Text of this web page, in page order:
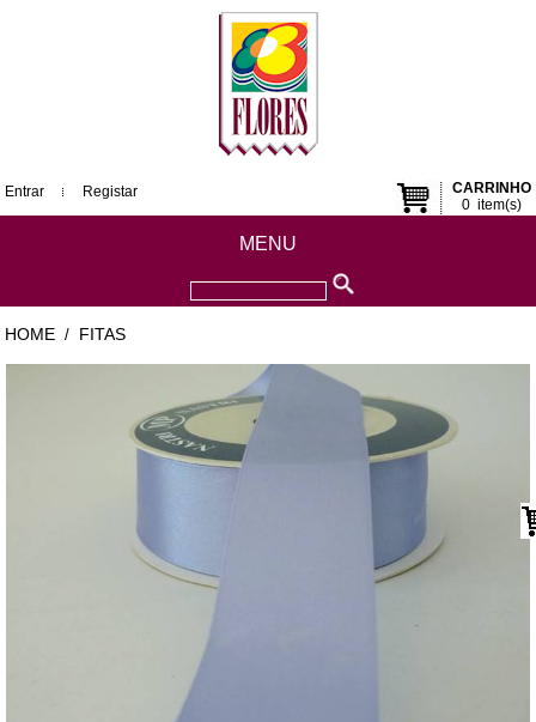
CARRINHO
0item(s)
Entrar Registar
MENU
HOME / FITAS